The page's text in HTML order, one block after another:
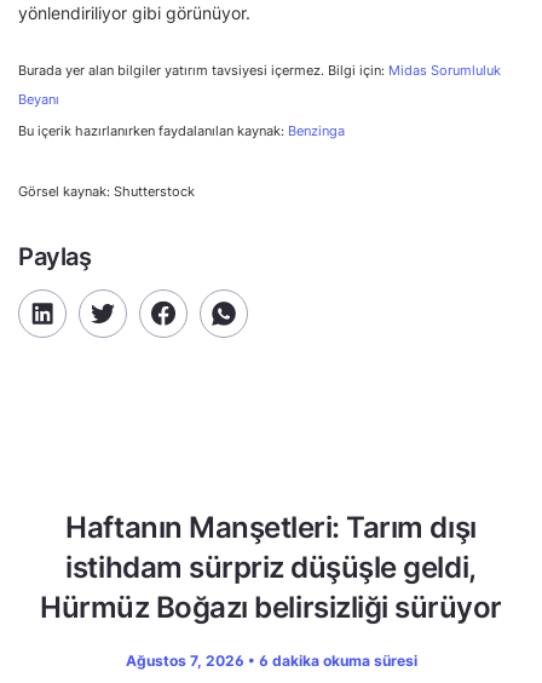
yönlendiriliyor gibi görünüyor.
Burada yer alan bilgiler yatırım tavsiyesi içermez. Bilgi için: Midas Sorumluluk
Beyanı
Bu içerik hazırlanırken faydalanılan kaynak: Benzinga
Görsel kaynak: Shutterstock
Paylaş
Haftanın Manşetleri: Tarım dışı
istihdam sürpriz düşüşle geldi,
Hürmüz Boğazı belirsizliği sürüyor
Ağustos 7, 2026 • 6 dakika okuma süresi